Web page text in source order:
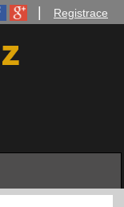
Registrace